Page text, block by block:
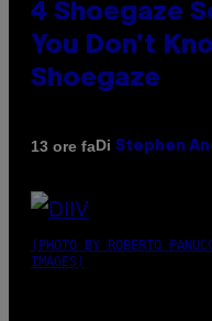
4 Shoegaze
You Don’t
Shoegaze
13 ore faDi Stephen
(PHOTO BY ROBERTO
IMAGES)